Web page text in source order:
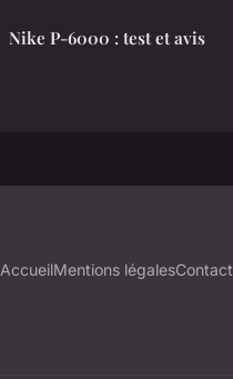
Nike P-6000 : test et avis
AccueilMentions légalesContact